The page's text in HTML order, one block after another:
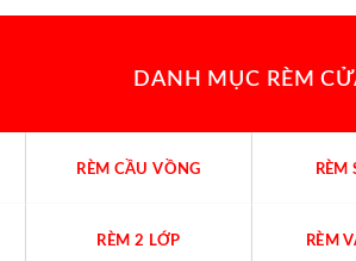
DANH MỤC RÈM
RÈM CẦU VỒNG RÈM
RÈM 2 LỚP RÈM